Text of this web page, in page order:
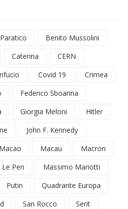
Benito Mussolini
Caterina
CERN
Covid 19
Crimea
Federico Sboarina
Giorgia Meloni
Hitler
John F. Kennedy
Macao Macau
Macron
Pen
Massimo Mariotti
Putin
Quadrante Europa
San Rocco
Serit